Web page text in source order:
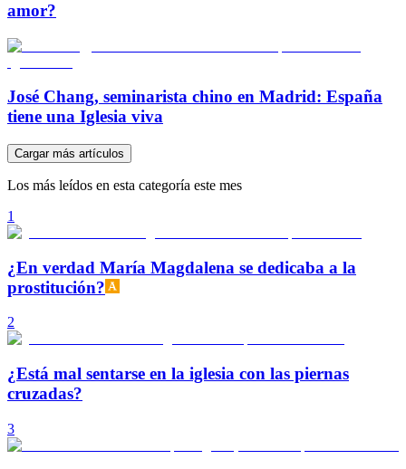
amor?
José Chang, seminarista chino en Madrid: España
tiene una Iglesia viva
Cargar más artículos
Los más leídos en esta categoría este mes
1
¿En verdad María Magdalena se dedicaba a la
prostitución?
2
¿Está mal sentarse en la iglesia con las piernas
cruzadas?
3